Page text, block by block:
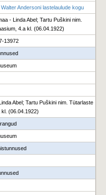
Andersoni lastelaulude kogu
- Linda Abel; Tartu Puškini nim.
4.a kl. (06.04.1922)
13972
Abel; Tartu Puškini nim. Tütarlaste
(06.04.1922)